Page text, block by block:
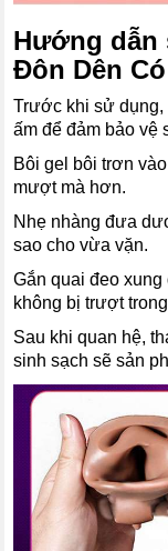
Hướng dẫn
Đôn Dên
Trước khi sử
ấm để đảm bảo vệ
Bôi gel bôi trơn
mượt mà hơn.
Nhẹ nhàng đưa
sao cho vừa vặn.
Gắn quai đeo
không bị trượt
Sau khi quan hệ,
sinh sạch sẽ sản